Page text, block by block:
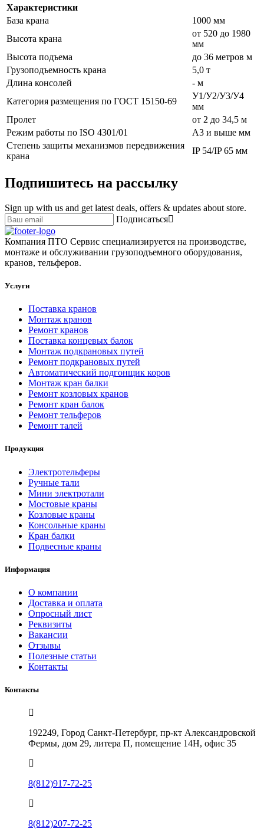
Характеристики
База крана
1000 мм
Высота крана
от 520 до 1980
мм
Высота подъема
до 36 метров м
Грузоподъемность крана
5,0 т
Длина консолей
- м
Категория размещения по ГОСТ 15150-69
У1/У2/У3/У4
мм
Пролет
от 2 до 34,5 м
Режим работы по ISO 4301/01
А3 и выше мм
Степень защиты механизмов передвижения
крана
IP 54/IP 65 мм
Подпишитесь на рассылку
Sign up with us and get latest deals, offers & updates about store.
Подписаться
Компания ПТО Сервис специализируется на производстве,
монтаже и обслуживании грузоподъемного оборудования,
кранов, тельферов.
Услуги
Поставка кранов
Монтаж кранов
Ремонт кранов
Поставка концевых балок
Монтаж подкрановых путей
Ремонт подкрановых путей
Автоматический подгонщик коров
Монтаж кран балки
Ремонт козловых кранов
Ремонт кран балок
Ремонт тельферов
Ремонт талей
Продукция
Электротельферы
Ручные тали
Мини электротали
Мостовые краны
Козловые краны
Консольные краны
Кран балки
Подвесные краны
Информация
О компании
Доставка и оплата
Опросный лист
Реквизиты
Вакансии
Отзывы
Полезные статьи
Контакты
Контакты
192249, Город Санкт-Петербург, пр-кт Александровской
Фермы, дом 29, литера П, помещение 14Н, офис 35
8(812)917-72-25
8(812)207-72-25